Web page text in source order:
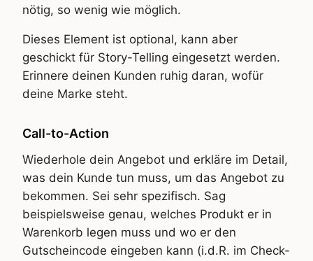
nötig, so wenig wie möglich.
Dieses Element ist optional, kann aber
geschickt für Story-Telling eingesetzt werden.
Erinnere deinen Kunden ruhig daran, wofür
deine Marke steht.
Call-to-Action
Wiederhole dein Angebot und erkläre im Detail,
was dein Kunde tun muss, um das Angebot zu
bekommen. Sei sehr spezifisch. Sag
beispielsweise genau, welches Produkt er in
Warenkorb legen muss und wo er den
Gutscheincode eingeben kann (i.d.R. im Check-